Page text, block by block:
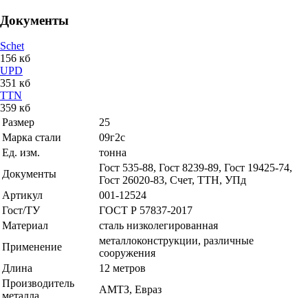
Документы
Schet
156 кб
UPD
351 кб
TTN
359 кб
Размер
25
Марка стали
09г2с
Ед. изм.
тонна
Документы
Гост 535-88, Гост 8239-89, Гост 19425-74,
Гост 26020-83, Счет, ТТН, УПд
Артикул
001-12524
Гост/ТУ
ГОСТ Р 57837-2017
Материал
сталь низколегированная
Применение
металлоконструкции, различные
сооружения
Длина
12 метров
Производитель
АМТЗ, Евраз